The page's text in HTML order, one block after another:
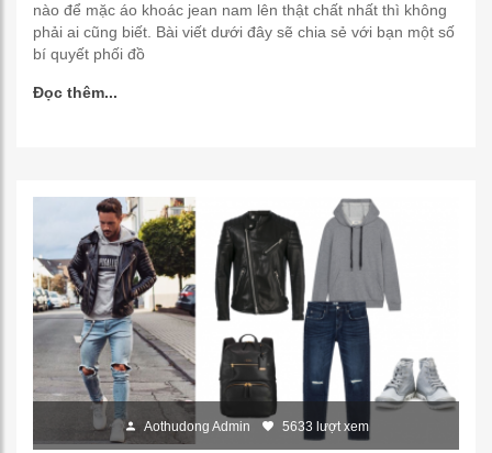
nào để mặc áo khoác jean nam lên thật chất nhất thì không
phải ai cũng biết. Bài viết dưới đây sẽ chia sẻ với bạn một số
bí quyết phối đồ
Đọc thêm...
Aothudong Admin 5633 lượt xem